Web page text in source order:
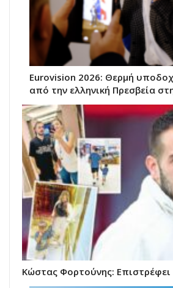
Eurovision 2026: Θερμή
από την ελληνική Πρεσβεία
Κώστας Φορτούνης: